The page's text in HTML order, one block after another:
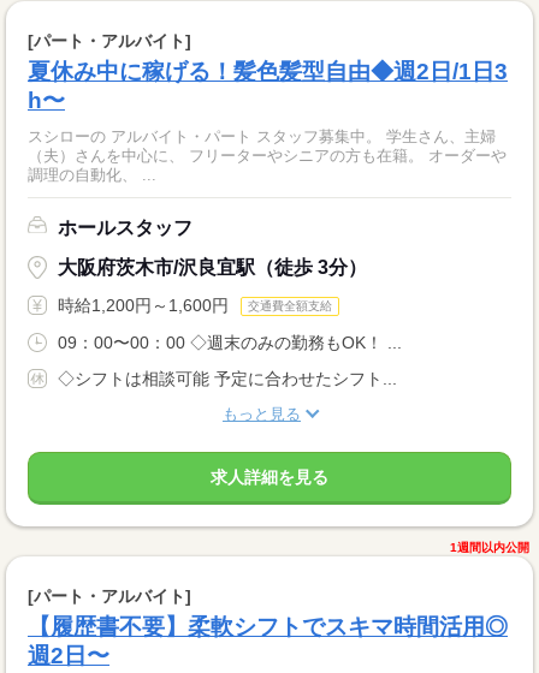
[パート・アルバイト]
夏休み中に稼げる！髪色髪型自由◆週2日/1日3
h〜
スシローの アルバイト・パート スタッフ募集中。 学生さん、主婦
（夫）さんを中心に、 フリーターやシニアの方も在籍。 オーダーや
調理の自動化、 ...
ホールスタッフ
大阪府茨木市/沢良宜駅（徒歩 3分）
時給1,200円～1,600円 交通費全額支給
09：00〜00：00 ◇週末のみの勤務もOK！ ...
◇シフトは相談可能 予定に合わせたシフト...
もっと見る
求人詳細を見る
1週間以内公開
[パート・アルバイト]
【履歴書不要】柔軟シフトでスキマ時間活用◎
週2日〜